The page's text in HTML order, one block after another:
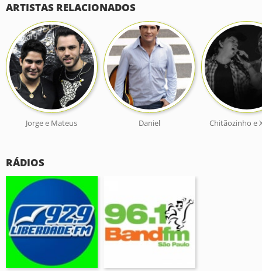
ARTISTAS RELACIONADOS
Jorge e Mateus Daniel Chitãozinho e
RÁDIOS